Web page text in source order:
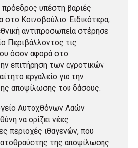
πρόεδρος υπέστη βαριές
Κοινοβούλιο. Ειδικότερα,
αντιπροσωπεία στέρησε
Περιβάλλοντος τις
όσον αφορά στο
επιτήρηση των αγροτικών
εργαλείο για την
αποψίλωσης του δάσους.
Αυτοχθόνων Λαών
να ορίζει νέες
περιοχές ιθαγενών, που
της αποψίλωσης